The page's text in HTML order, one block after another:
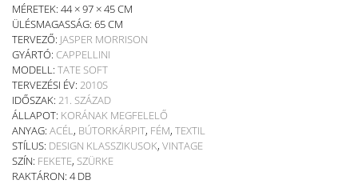
MÉRETEK: 44 × 97 × 45 CM
ÜLÉSMAGASSÁG: 65 CM
TERVEZŐ: JASPER MORRISON
GYÁRTÓ: CAPPELLINI
MODELL: TATE SOFT
TERVEZÉSI ÉV: 2010S
IDŐSZAK: 21. SZÁZAD
ÁLLAPOT: KORÁNAK MEGFELELŐ
ANYAG: ACÉL, BÚTORKÁRPIT, FÉM, TEXTIL
STÍLUS: DESIGN KLASSZIKUSOK, VINTAGE
SZÍN: FEKETE, SZÜRKE
RAKTÁRON: 4 DB